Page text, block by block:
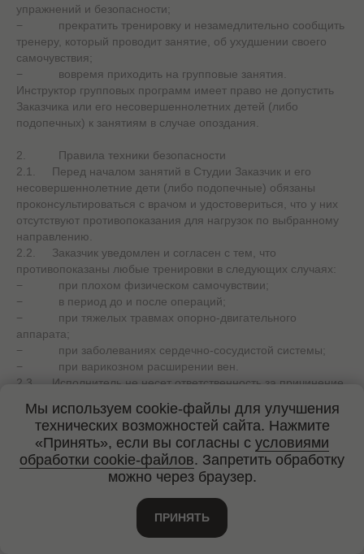
упражнений и безопасности;
− прекратить тренировку и незамедлительно сообщить
тренеру, который проводит занятие, об ухудшении своего
самочувствия;
− вовремя приходить на групповые занятия.
Инструктор групповых программ имеет право не допустить
Заказчика или его несовершеннолетних детей (либо
подопечных) к занятиям в случае опоздания.
2. Правила техники безопасности
2.1. Перед началом занятий в Студии Заказчик и его
несовершеннолетние дети (либо подопечные) обязаны
проконсультироваться с врачом и удостовериться, что у них
отсутствуют противопоказания для нагрузок по выбранному
направлению.
2.2. Заказчик уведомлен и согласен с тем, что
противопоказаны любые тренировки в следующих случаях:
− при плохом физическом самочувствии;
− в период до и после операций;
− при тяжелых травмах опорно-двигательного
аппарата;
− при заболеваниях сердечно-сосудистой системы;
− при варикозном расширении вен.
2.3. Исполнитель не несет ответственность за причинение
несовершеннолетних детей (либо подопечных), если они
вызваны действиями (бездействием) Заказчика, в том числе
игнорированием рекомендаций врачей и инструкторов
(тренеров) Исполнителя.
2.4. Заказчику и его несовершеннолетним детям (либо
подопечным) запрещено:
− употреблять пищу или жевать жвачку, курить или
разговаривать по телефону (прослушивать звуковые
Мы используем cookie-файлы для улучшения
технических возможностей сайта. Нажмите
«Принять», если вы согласны с условиями
обработки cookie-файлов. Запретить обработку
можно через браузер.
ПРИНЯТЬ